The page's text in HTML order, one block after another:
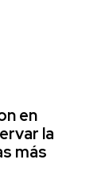
en
la
más